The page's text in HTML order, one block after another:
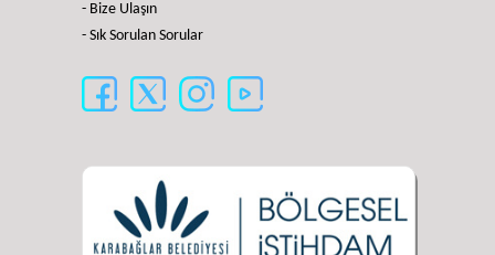
- Bize Ulaşın
- Sık Sorulan Sorular